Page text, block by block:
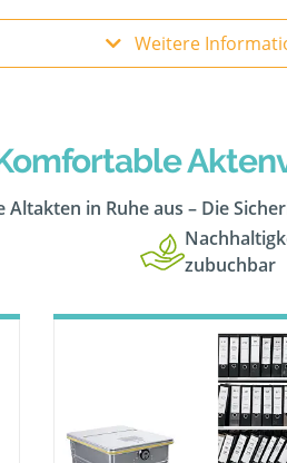
Weitere
Altakten in Ruhe aus – Die
zubuchbar